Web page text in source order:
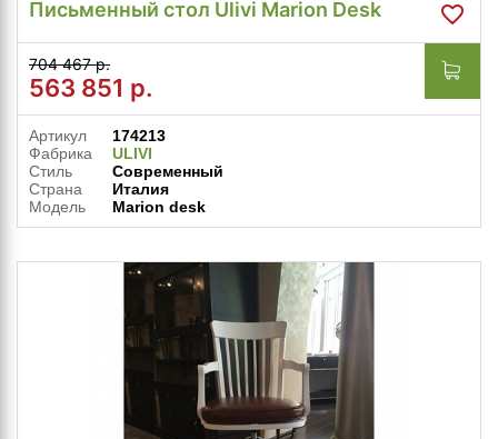
Письменный стол Ulivi Marion Desk
704 467 р.
563 851 р.
Артикул
174213
Фабрика
ULIVI
Стиль
Современный
Страна
Италия
Модель
Marion desk